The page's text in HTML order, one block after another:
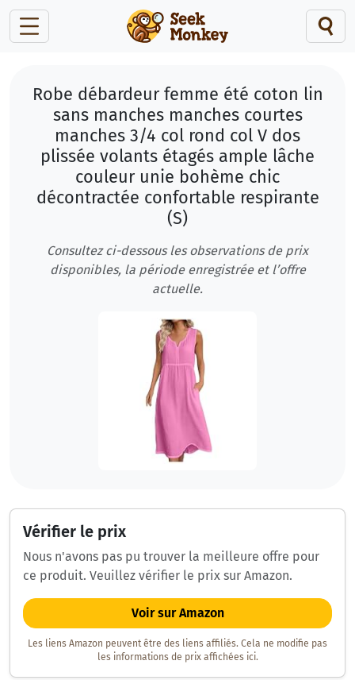
Robe débardeur femme été coton lin
sans manches manches courtes
manches 3/4 col rond col V dos
plissée volants étagés ample lâche
couleur unie bohème chic
décontractée confortable respirante
(S)
Consultez ci-dessous les observations de prix
disponibles, la période enregistrée et l’offre
actuelle.
Vérifier le prix
Nous n'avons pas pu trouver la meilleure offre pour
ce produit. Veuillez vérifier le prix sur Amazon.
Voir sur Amazon
Les liens Amazon peuvent être des liens affiliés. Cela ne modifie pas
les informations de prix affichées ici.